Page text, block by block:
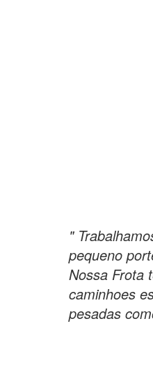
"
pequeno
Nossa Frota
caminhoes
pesadas